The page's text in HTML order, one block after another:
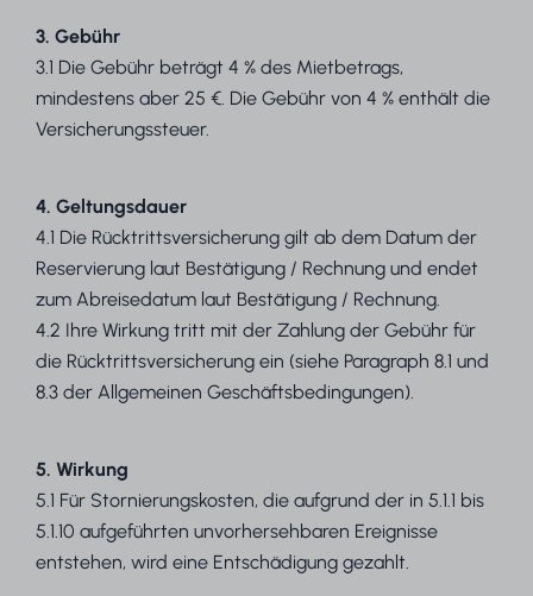
3. Gebühr
3.1 Die Gebühr beträgt 4 % des Mietbetrags,
mindestens aber 25 €. Die Gebühr von 4 % enthält die
Versicherungssteuer.
4. Geltungsdauer
4.1 Die Rücktrittsversicherung gilt ab dem Datum der
Reservierung laut Bestätigung / Rechnung und endet
zum Abreisedatum laut Bestätigung / Rechnung.
4.2 Ihre Wirkung tritt mit der Zahlung der Gebühr für
die Rücktrittsversicherung ein (siehe Paragraph 8.1 und
8.3 der Allgemeinen Geschäftsbedingungen).
5. Wirkung
5.1 Für Stornierungskosten, die aufgrund der in 5.1.1 bis
5.1.10 aufgeführten unvorhersehbaren Ereignisse
entstehen, wird eine Entschädigung gezahlt.